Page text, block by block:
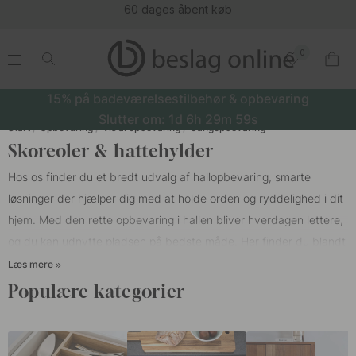
60 dages åbent køb
.
0
.
15% på badeværelsestilbehør & opbevaring
Slutter om: 1d 6h 29m 58s
Start Opbevaring Vis al opbevaring Gangopbevaring
Skoreoler & hattehylder
Hos os finder du et bredt udvalg af hallopbevaring, smarte
løsninger der hjælper dig med at holde orden og ryddelighed i dit
hjem. Med den rette opbevaring i hallen bliver hverdagen lettere,
andet skohylder, hattehylder og væghængte hylder, der gør din
hal både praktisk og stilren. Er du på udkig efter at organisere
indeni din garderobe med
Læs mere
Populære kategorier